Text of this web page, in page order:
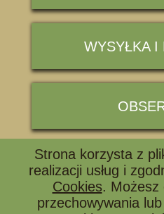
WYSYŁKA I
📞
Strona korzysta z
realizacji usług i
Cookies. Możesz
przechowywania